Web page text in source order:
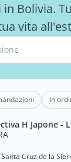
Bolivia.
vita
In
H Japone -
Cruz de la